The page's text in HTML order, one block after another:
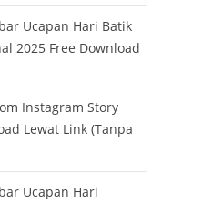
Ucapan Hari Batik
2025 Free Download
Instagram Story
Lewat Link (Tanpa
Ucapan Hari